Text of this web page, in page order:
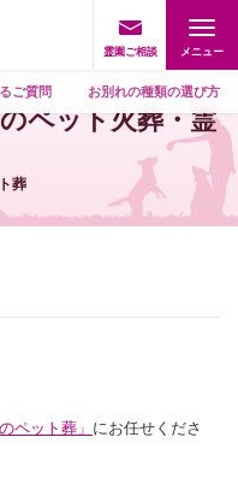
霊園ご相談
ご質問 お別れの種類の選び方
ペット火葬・霊
葬
ペット葬」 にお任せくださ